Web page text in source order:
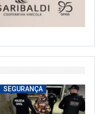
SEGURANÇA